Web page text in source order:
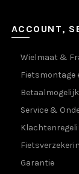
ACCOUNT,
Wielmaat &
Fietsmontage
Service &
Garantie